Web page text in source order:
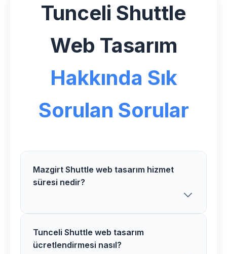
Tunceli Shuttle
Web Tasarım
Hakkında Sık
Sorulan Sorular
Mazgirt Shuttle web tasarım hizmet
süresi nedir?
Mazgirt bölgesindeki Shuttle web
tasarım projelerimiz ortalama 3-5 hafta
Tunceli Shuttle web tasarım
ücretlendirmesi nasıl?